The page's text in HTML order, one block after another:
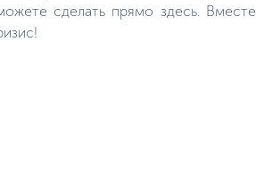
сделать прямо здесь. Вместе